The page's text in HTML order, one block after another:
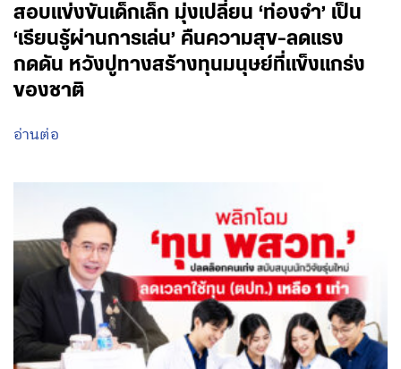
สอบแข่งขันเด็กเล็ก มุ่งเปลี่ยน ‘ท่องจำ’ เป็น
‘เรียนรู้ผ่านการเล่น’ คืนความสุข-ลดแรง
กดดัน หวังปูทางสร้างทุนมนุษย์ที่แข็งแกร่ง
ของชาติ
อ่านต่อ